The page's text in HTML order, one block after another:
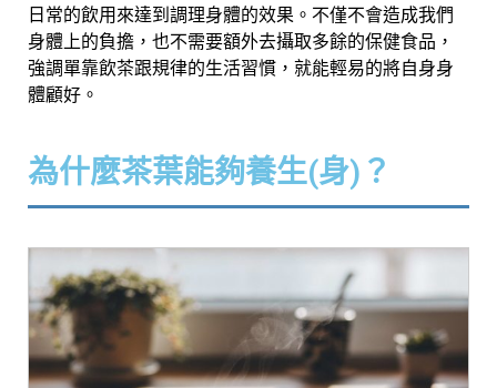
日常的飲用來達到調理身體的效果。不僅不會造成我們
身體上的負擔，也不需要額外去攝取多餘的保健食品，
強調單靠飲茶跟規律的生活習慣，就能輕易的將自身身
體顧好。
為什麼茶葉能夠養生(身)？